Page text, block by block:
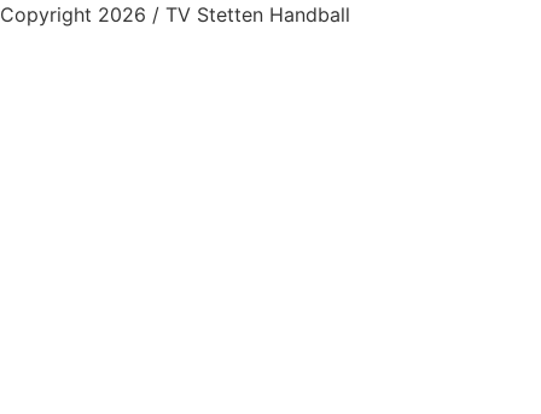
Copyright 2026 / TV Stetten Handball